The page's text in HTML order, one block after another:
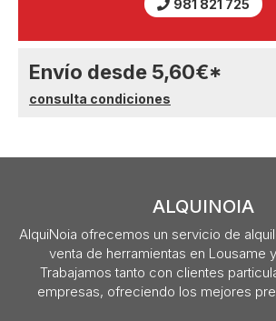
981 821 725
Envío desde 5,60€*
consulta condiciones
ALQUINOIA
AlquiNoia ofrecemos un servicio de
venta de herramientas en Lousame
Trabajamos tanto con clientes
empresas, ofreciendo los mejores